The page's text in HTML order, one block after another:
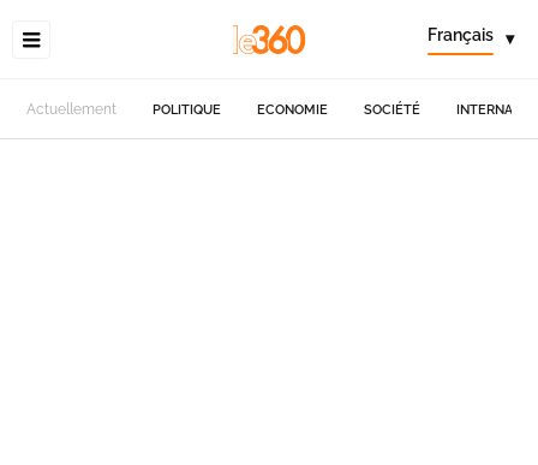
Français ▾
Actuellement POLITIQUE ECONOMIE SOCIÉTÉ